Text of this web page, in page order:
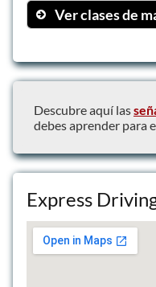
Ver clases de
Adult Permit
Schedule for
Descubre aquí las
debes aprender para
Express